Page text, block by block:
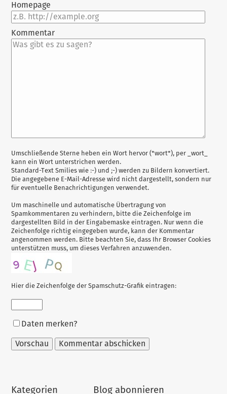
Homepage
Kommentar
Antwort
zu
Umschließende Sterne heben ein Wort hervor (*wort*), per _wort_
kann ein Wort unterstrichen werden.
Standard-Text Smilies wie :-) und ;-) werden zu Bildern konvertiert.
Die angegebene E-Mail-Adresse wird nicht dargestellt, sondern nur
für eventuelle Benachrichtigungen verwendet.
Um maschinelle und automatische Übertragung von
Spamkommentaren zu verhindern, bitte die Zeichenfolge im
dargestellten Bild in der Eingabemaske eintragen. Nur wenn die
Zeichenfolge richtig eingegeben wurde, kann der Kommentar
angenommen werden. Bitte beachten Sie, dass Ihr Browser Cookies
unterstützen muss, um dieses Verfahren anzuwenden.
Hier die Zeichenfolge der Spamschutz-Grafik eintragen:
Formular-
Daten merken?
Kategorien Blog abonnieren